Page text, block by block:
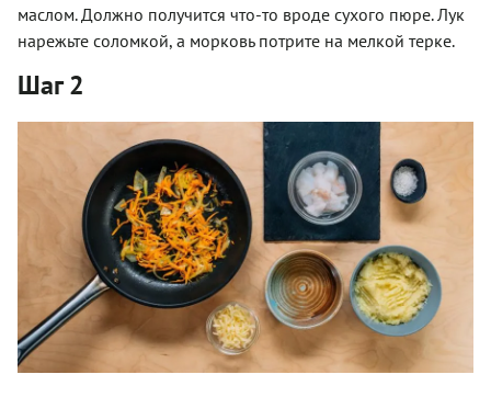
маслом. Должно получится что-то вроде сухого пюре. Лук
нарежьте соломкой, а морковь потрите на мелкой терке.
Шаг 2